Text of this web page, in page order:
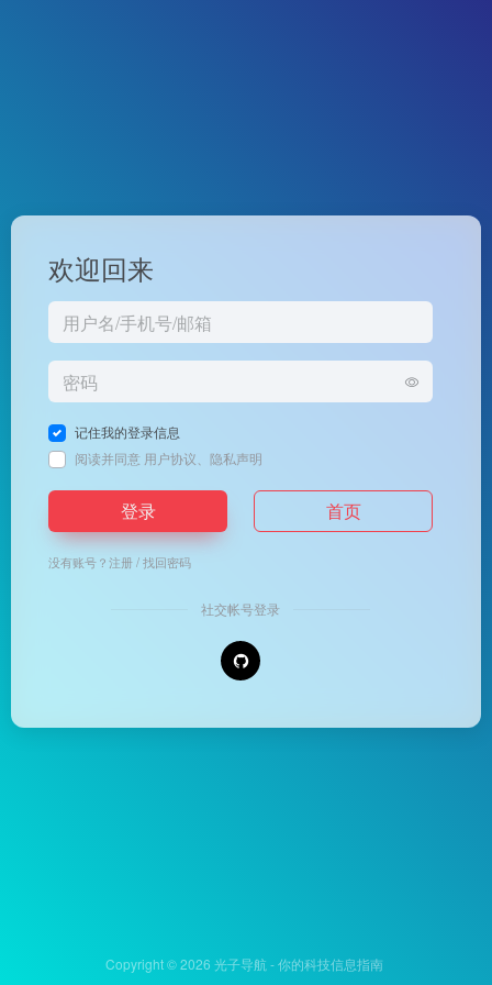
欢迎回来
记住我的登录信息
阅读并同意 用户协议 隐私声明
登录 首页
没有账号？注册/找回密码
社交帐号登录
Copyright © 2026 光子导航 - 你的科技信息指南